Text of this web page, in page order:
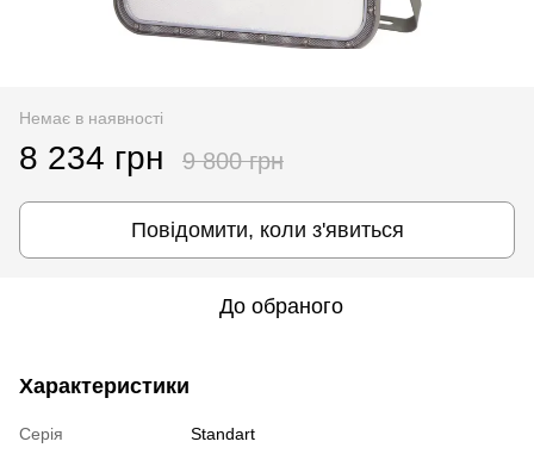
Немає в наявності
8 234 грн 9 800 грн
Повідомити, коли з'явиться
До обраного
Характеристики
Серія
Standart